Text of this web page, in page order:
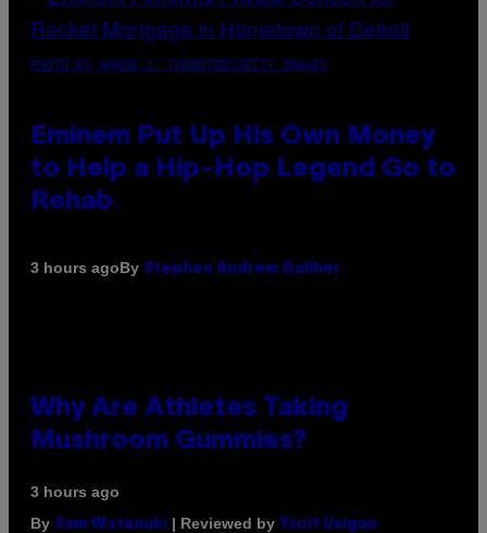
PHOTO BY AARON J. THORNTON/GETTY IMAGES
Eminem Put Up His Own Money
to Help a Hip-Hop Legend Go to
Rehab
3 hours agoBy Stephen Andrew Galiher
Why Are Athletes Taking
Mushroom Gummies?
3 hours ago
By Sam Watanuki | Reviewed by Ysolt Usigan